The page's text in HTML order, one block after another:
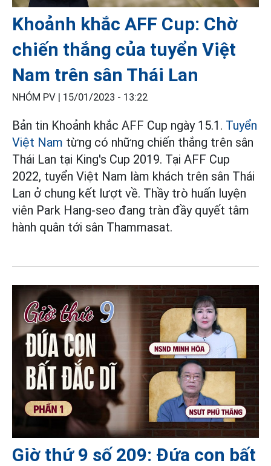
Khoảnh khắc AFF Cup: Chờ
chiến thắng của tuyển Việt
Nam trên sân Thái Lan
NHÓM PV | 15/01/2023 - 13:22
Bản tin Khoảnh khắc AFF Cup ngày 15.1. Tuyển
Việt Nam từng có những chiến thắng trên sân
Thái Lan tại King's Cup 2019. Tại AFF Cup
2022, tuyển Việt Nam làm khách trên sân Thái
Lan ở chung kết lượt về. Thầy trò huấn luyện
viên Park Hang-seo đang tràn đầy quyết tâm
hành quân tới sân Thammasat.
Giờ thứ 9 số 209: Đứa con bất